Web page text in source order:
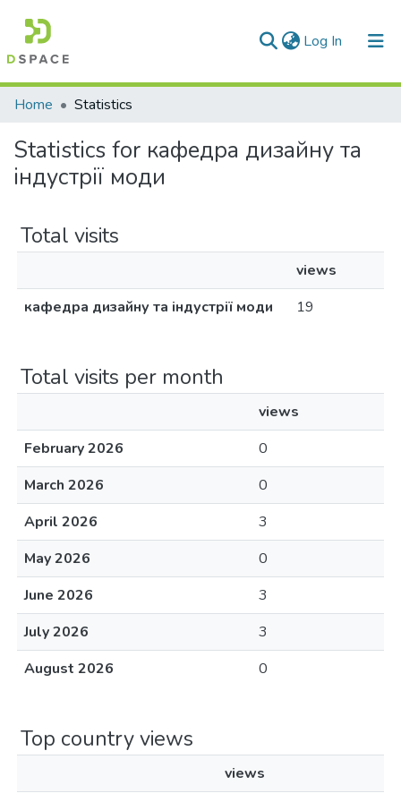
Log In (current)
Communities & Collections
All of DSpace
Home Statistics
Statistics for кафедра дизайну та
індустрії моди
Total visits
views
кафедра дизайну та індустрії моди
19
Total visits per month
views
February 2026
0
March 2026
0
April 2026
3
May 2026
0
June 2026
3
July 2026
3
August 2026
0
Top country views
views